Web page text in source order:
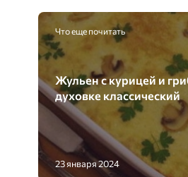
Что еще почитать
Жульен с курицей и
духовке классический
23 января 2024